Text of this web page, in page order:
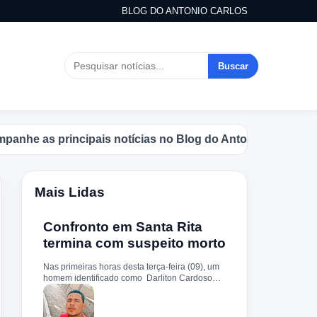
BLOG DO ANTONIO CARLOS
Buscar
as principais notícias no Blog do Antonio Carlos.
Mais Lidas
Confronto em Santa Rita
termina com suspeito morto
Nas primeiras horas desta terça-feira (09), um
homem identificado como Darliton Cardoso
Pereira morreu após confronto com a Polícia
Militar no povoado Timbotiba, zona rural de
Santa Rita. De acordo com a PM, os policiais